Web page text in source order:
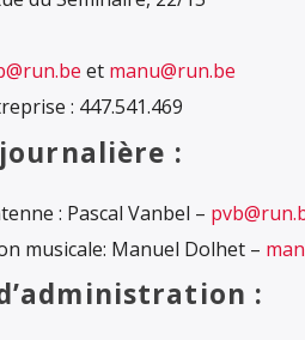
et manu@run.be
: 447.541.469
:
: Pascal Vanbel –
musicale: Manuel Dolhet –
: